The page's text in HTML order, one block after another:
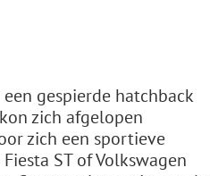
gespierde hatchback
zich afgelopen
zich een sportieve
ST of Volkswagen